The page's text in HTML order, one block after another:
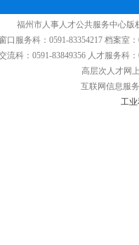
福州市人事人才公共服务中心版
口服务科：0591-83354217 档案室
流科：0591-83849356 人才服务科
高层次人才网
互联网信息服
工